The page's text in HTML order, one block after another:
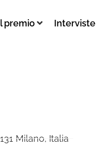
premio Interviste
Milano, Italia